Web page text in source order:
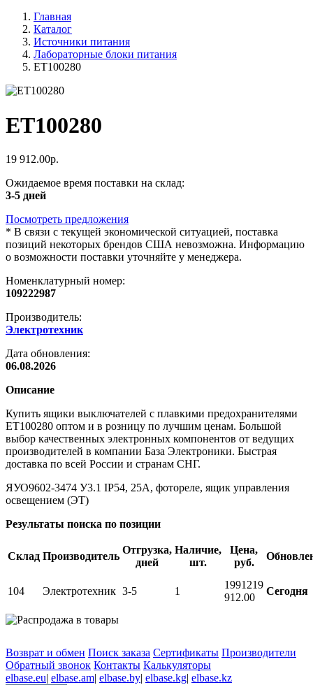
Главная
Каталог
Источники питания
Лабораторные блоки питания
ET100280
ET100280
19 912.00р.
Ожидаемое время поставки на склад:
3-5 дней
Посмотреть предложения
* В связи с текущей экономической ситуацией, поставка
позиций некоторых брендов США невозможна. Информацию
о возможности поставки уточняйте у менеджера.
Номенклатурный номер:
109222987
Производитель:
Электротехник
Дата обновления:
06.08.2026
Описание
Купить ящики выключателей с плавкими предохранителями
ET100280 оптом и в розницу по лучшим ценам. Большой
выбор качественных электронных компонентов от ведущих
производителей в компании База Электроники. Быстрая
доставка по всей России и странам СНГ.
ЯУО9602-3474 У3.1 IP54, 25А, фотореле, ящик управления
освещением (ЭТ)
Результаты поиска по позиции
Склад Производитель
Отгрузка,
дней
Наличие,
шт.
Цена,
руб.
104 Электротехник 3-5 1
1991219
912.00
Сегодня
Возврат и обмен Поиск заказа Сертификаты Производители
Обратный звонок Контакты Калькуляторы
elbase.eu| elbase.am| elbase.by| elbase.kg| elbase.kz